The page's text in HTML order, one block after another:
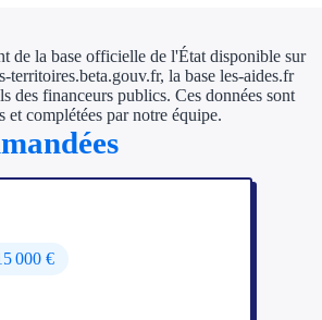
de la base officielle de l'État disponible sur
territoires.beta.gouv.fr, la base les-aides.fr
des financeurs publics. Ces données sont
et complétées par notre équipe.
000 €